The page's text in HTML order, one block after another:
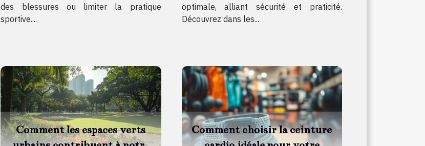
des blessures ou limiter la pratique
sportive....
optimale, alliant sécurité et praticité.
Découvrez dans les...
Comment les espaces verts
Comment choisir la ceinture